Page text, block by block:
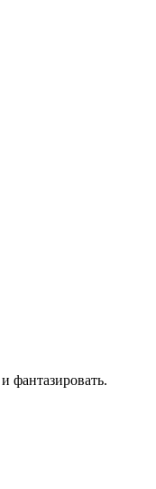
фантазировать.